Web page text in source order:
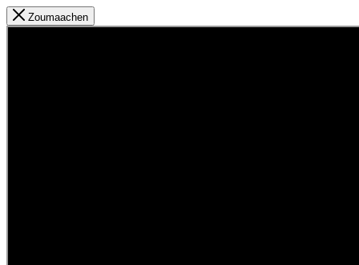
Zoumaachen